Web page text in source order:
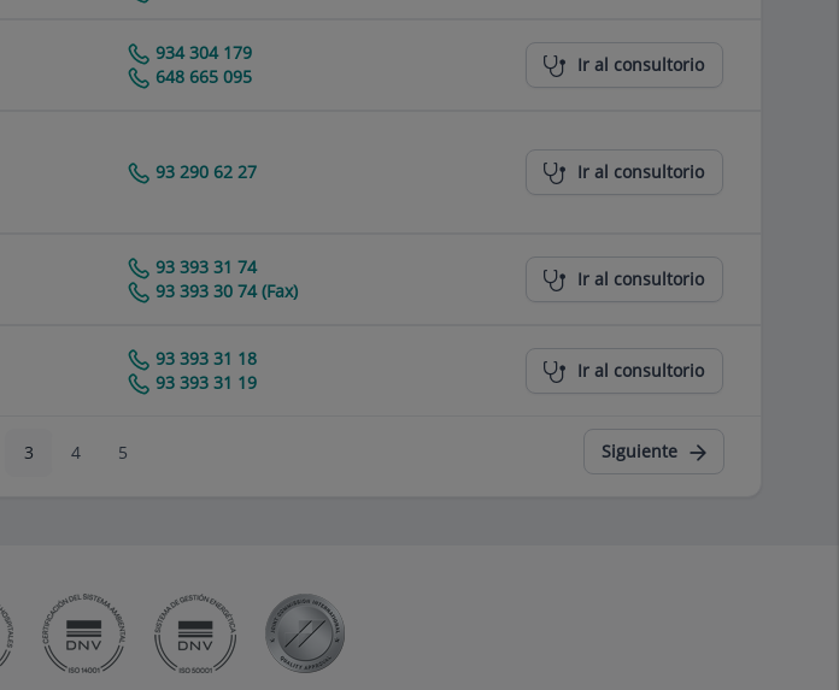
934 304 179
648 665 095
Ir al consultorio
93 290 62 27 Ir al consultorio
93 393 31 74
93 393 30 74 (Fax)
Ir al consultorio
93 393 31 18
93 393 31 19
Ir al consultorio
3 4 5 Siguiente